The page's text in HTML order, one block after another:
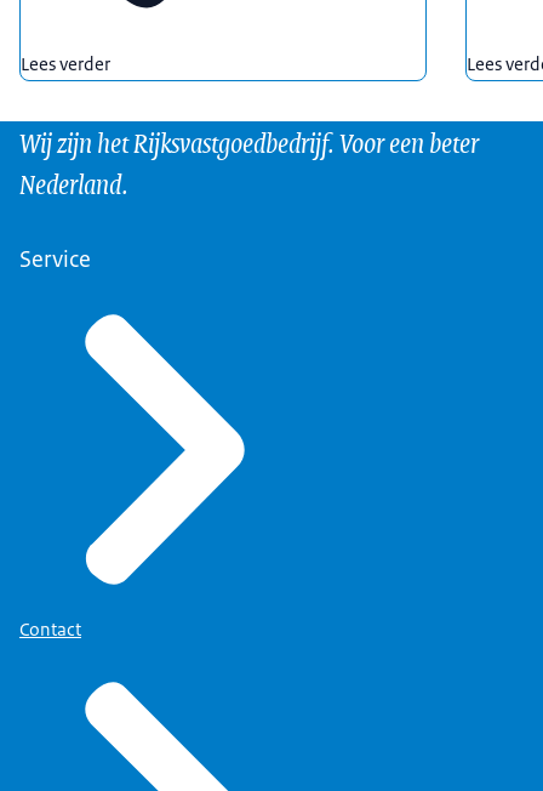
Lees verder Lees
Wij zijn het Rijksvastgoedbedrijf. Voor een beter
Nederland.
Service
Contact